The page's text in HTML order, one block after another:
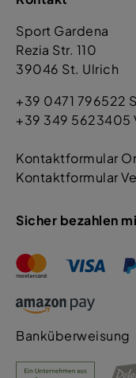
Sport Gardena
Rezia Str. 110
39046 St. Ulrich
+39 0471 796522
+39 349 5623405
Kontaktformular
Kontaktformular
Sicher bezahlen
Banküberweisung